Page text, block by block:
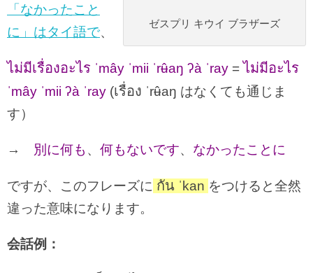
ゼスプリ キウイ ブラザーズ
「なかったこと
に」はタイ語で、
ไม่มีเรื่องอะไร ˈmây ˈmii ˈrʉ̂aŋ ʔà ˈray = ไม่มีอะไร
ˈmây ˈmii ʔà ˈray (เรื่อง ˈrʉ̂aŋ はなくても通じま
す）
→ 別に何も 、 何もないです、 なかったことに
ですが、このフレーズに กัน ˈkan をつけると全然
違った意味になります。
会話例：